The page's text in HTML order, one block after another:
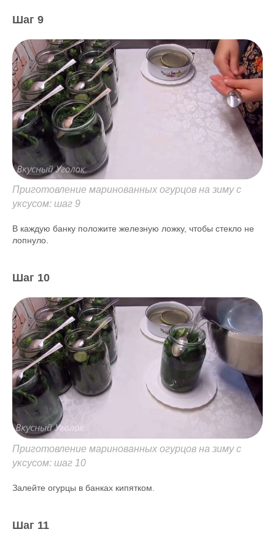
Шаг 9
Приготовление маринованных огурцов на зиму с
уксусом: шаг 9
В каждую банку положите железную ложку, чтобы стекло не
лопнуло.
Шаг 10
Приготовление маринованных огурцов на зиму с
уксусом: шаг 10
Залейте огурцы в банках кипятком.
Шаг 11